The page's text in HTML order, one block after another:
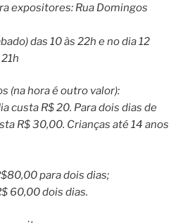
expositores: Rua Domingos
das 10 às 22h e no dia 12
(na hora é outro valor):
custa R$ 20. Para dois dias de
R$ 30,00. Crianças até 14 anos
para dois dias;
60,00 dois dias.